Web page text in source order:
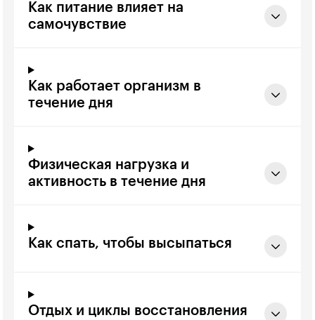
Как питание влияет на
самочувствие
Как работает организм в
течение дня
Физическая нагрузка и
активность в течение дня
Как спать, чтобы высыпаться
Отдых и циклы восстановления